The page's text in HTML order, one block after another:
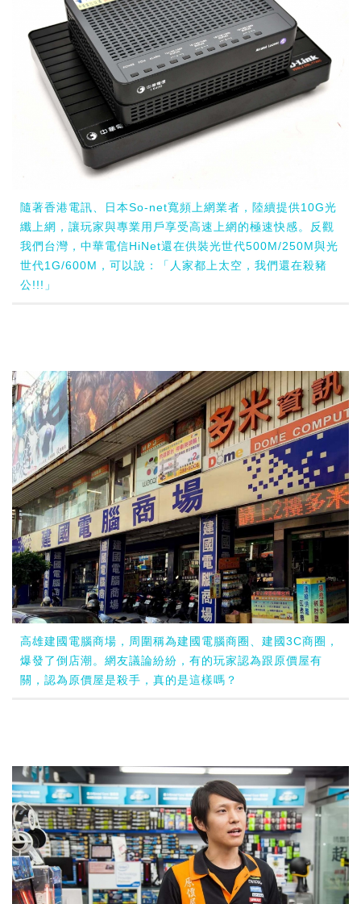
隨著香港電訊、日本So-net寬頻上網業者，陸續提供10G光
纖上網，讓玩家與專業用戶享受高速上網的極速快感。反觀
我們台灣，中華電信HiNet還在供裝光世代500M/250M與光
世代1G/600M，可以說：「人家都上太空，我們還在殺豬
公!!!」
高雄建國電腦商場，周圍稱為建國電腦商圈、建國3C商圈，
爆發了倒店潮。網友議論紛紛，有的玩家認為跟原價屋有
關，認為原價屋是殺手，真的是這樣嗎？